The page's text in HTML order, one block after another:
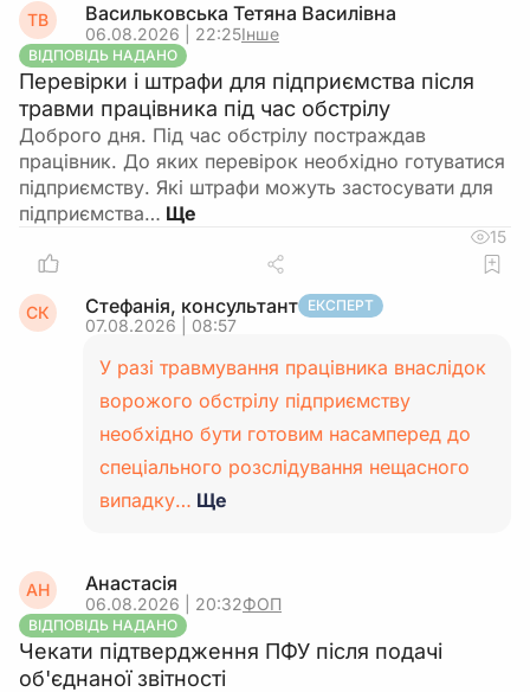
ТВ Васильковська Тетяна Василiвна
06.08.2026 | 22:25Інше
ВІДПОВІДЬ НАДАНО
Перевірки і штрафи для підприємства після
травми працівника під час обстрілу
Доброго дня. Під час обстрілу постраждав
працівник. До яких перевірок необхідно готуватися
підприємству. Які штрафи можуть застосувати для
підприємства…
15
СК Стефанія, консультант ЕКСПЕРТ
07.08.2026 | 08:57
У разі травмування працівника внаслідок
ворожого обстрілу підприємству
необхідно бути готовим насамперед до
спеціального розслідування нещасного
випадку… Ще
АН Анастасія
06.08.2026 | 20:32ФОП
ВІДПОВІДЬ НАДАНО
Чекати підтвердження ПФУ після подачі
об'єднаної звітності